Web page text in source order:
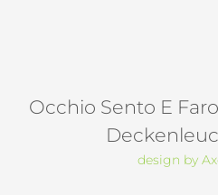
Occhio Sento E
design by